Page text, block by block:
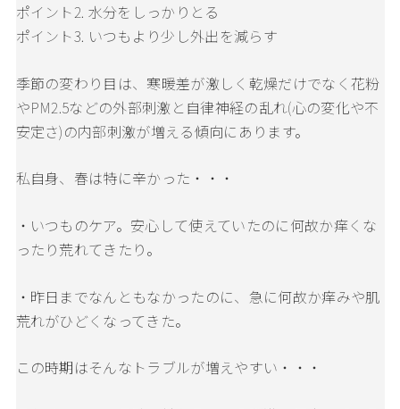
ポイント2. 水分をしっかりとる
ポイント3. いつもより少し外出を減らす
季節の変わり目は、寒暖差が激しく乾燥だけでなく花粉
やPM2.5などの外部刺激と自律神経の乱れ(心の変化や不
安定さ)の内部刺激が増える傾向にあります。
私自身、春は特に辛かった・・・
・いつものケア。安心して使えていたのに何故か痒くな
ったり荒れてきたり。
・昨日までなんともなかったのに、急に何故か痒みや肌
荒れがひどくなってきた。
この時期はそんなトラブルが増えやすい・・・